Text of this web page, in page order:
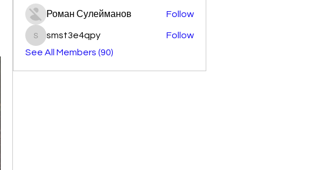
Роман Сулейманов Follow
smst3e4qpy
smst3e4qpy
Follow
See All Members (90)